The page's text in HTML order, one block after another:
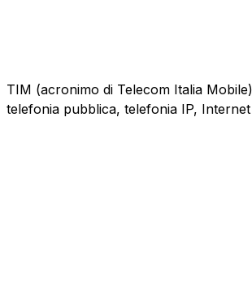
TIM (acronimo di Telecom Italia
telefonia pubblica, telefonia IP,